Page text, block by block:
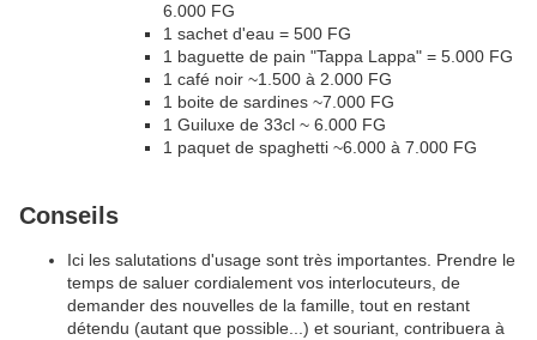
6.000 FG
1 sachet d'eau = 500 FG
1 baguette de pain "Tappa Lappa" = 5.000 FG
1 café noir ~1.500 à 2.000 FG
1 boite de sardines ~7.000 FG
1 Guiluxe de 33cl ~ 6.000 FG
1 paquet de spaghetti ~6.000 à 7.000 FG
Conseils
Ici les salutations d'usage sont très importantes. Prendre le
temps de saluer cordialement vos interlocuteurs, de
demander des nouvelles de la famille, tout en restant
détendu (autant que possible...) et souriant, contribuera à